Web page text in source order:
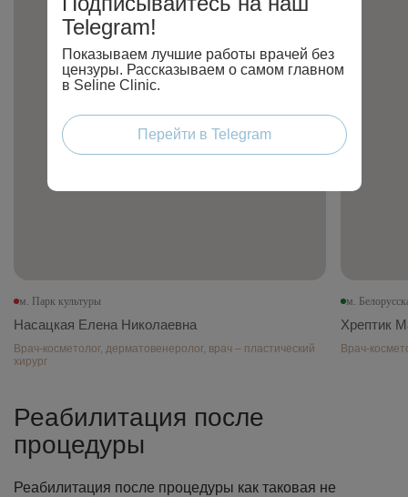
м. Парк культуры
Насацкая Елена Николаевна
Врач-косметолог, дерматовенеролог, врач – пластический
хирург
м.
Хрептик
Врач-
Реабилитация после
процедуры
Реабилитация после процедуры как таковая не
Telegram!
Показываем лучшие работы врачей без
цензуры. Рассказываем о самом главном
в Seline Clinic.
Перейти в Telegram